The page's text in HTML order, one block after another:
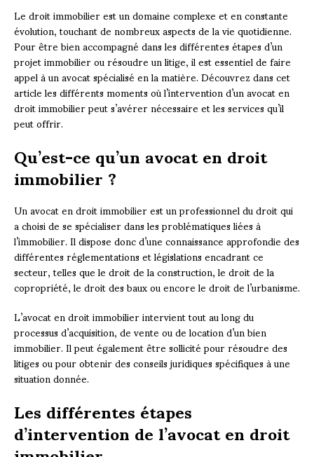
Le droit immobilier est un domaine complexe et en constante
évolution, touchant de nombreux aspects de la vie quotidienne.
Pour être bien accompagné dans les différentes étapes d’un
projet immobilier ou résoudre un litige, il est essentiel de faire
appel à un avocat spécialisé en la matière. Découvrez dans cet
article les différents moments où l’intervention d’un avocat en
droit immobilier peut s’avérer nécessaire et les services qu’il
peut offrir.
Qu’est-ce qu’un avocat en droit
immobilier ?
Un avocat en droit immobilier est un professionnel du droit qui
a choisi de se spécialiser dans les problématiques liées à
l’immobilier. Il dispose donc d’une connaissance approfondie des
différentes réglementations et législations encadrant ce
secteur, telles que le droit de la construction, le droit de la
copropriété, le droit des baux ou encore le droit de l’urbanisme.
L’avocat en droit immobilier intervient tout au long du
processus d’acquisition, de vente ou de location d’un bien
immobilier. Il peut également être sollicité pour résoudre des
litiges ou pour obtenir des conseils juridiques spécifiques à une
situation donnée.
Les différentes étapes
d’intervention de l’avocat en droit